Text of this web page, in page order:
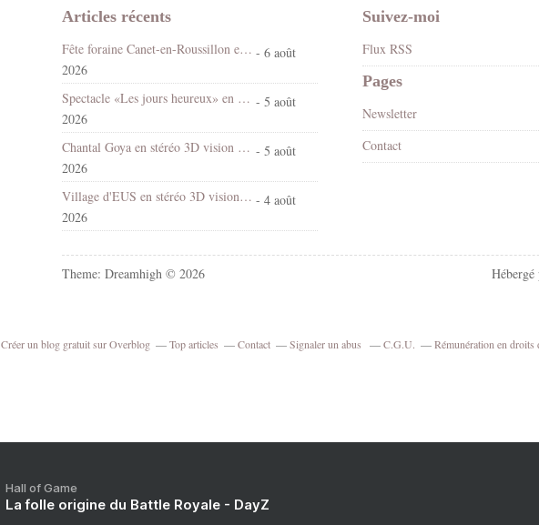
Articles récents
Fête foraine Canet-en-Roussillon en stéréo 3D vision croisée - 6 août
2026
Spectacle «Les jours heureux» en 3D stéréo vision croisée - 5 août
2026
Chantal Goya en stéréo 3D vision croisée - 5 août
2026
Village d'EUS en stéréo 3D vision croisée - 4 août
2026
Suivez-moi
Flux RSS
Pages
Newsletter
Contact
Theme: Dreamhigh © 2026 Hébergé
Créer un blog gratuit sur Overblog Top articles Contact Signaler un abus C.G.U. Rémunération en droits
Hall of Game
La folle origine du Battle Royale - DayZ